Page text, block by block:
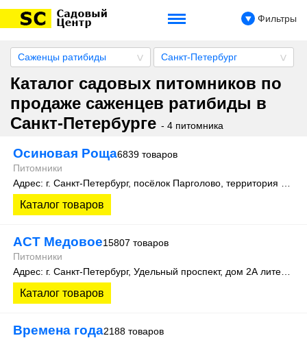
Фильтры
Саженцы ратибиды Санкт-Петербург
Каталог садовых питомников по
продаже саженцев ратибиды в
Санкт-Петербурге - 4 питомника
Осиновая Роща6839 товаров
Питомники
Каталог товаров
АСТ Медовое15807 товаров
Питомники
Каталог товаров
Времена года2188 товаров